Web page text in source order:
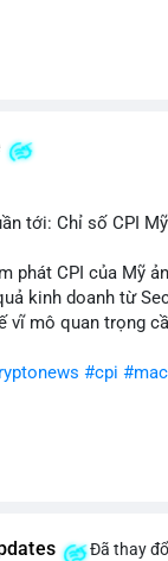
tới: Chỉ số CPI
phát CPI của Mỹ
kinh doanh từ
vĩ mô quan trọng
#cpi
Đã thay